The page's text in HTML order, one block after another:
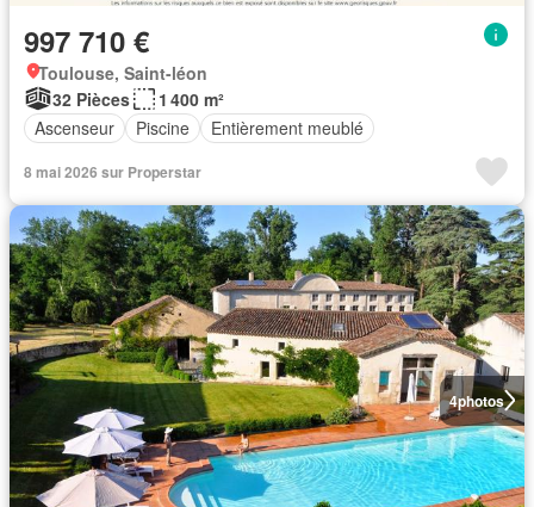
997 710 €
Toulouse, Saint-léon
32 Pièces
1 400 m²
Ascenseur
Piscine Entièrement meublé
8 mai 2026 sur Properstar
4photos